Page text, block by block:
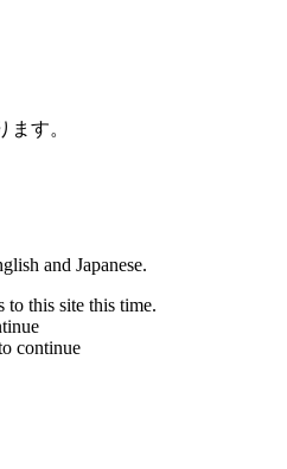
ます。
and Japanese.
to this site this time.
continue